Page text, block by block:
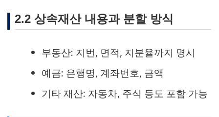
2.2 상속재산 내용과 분할 방식
부동산: 지번, 면적, 지분율까지 명시
예금: 은행명, 계좌번호, 금액
기타 재산: 자동차, 주식 등도 포함 가능